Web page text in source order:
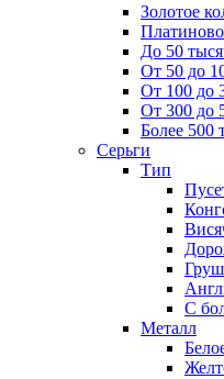
Золотое
До 50
От 50 до
От 100 до
От 300 до
Более 500
Серьги
Тип
С
Металл